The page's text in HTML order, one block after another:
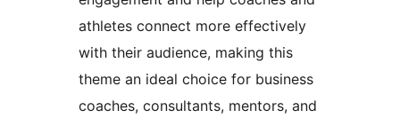
athletes connect more effectively
with their audience, making this
theme an ideal choice for business
coaches, consultants, mentors, and